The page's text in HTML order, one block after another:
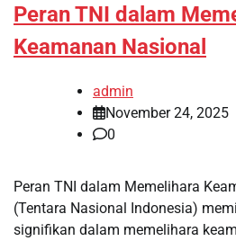
Peran TNI dalam
Keamanan Nasional
admin
November 24, 2025
0
Peran TNI dalam Memelihara
(Tentara Nasional Indonesia)
signifikan dalam memelihara